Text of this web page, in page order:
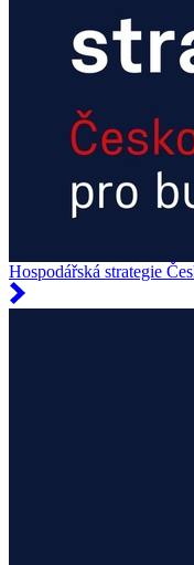
Hospodářská strategie